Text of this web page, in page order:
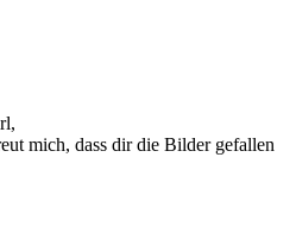
mich, dass dir die Bilder gefallen